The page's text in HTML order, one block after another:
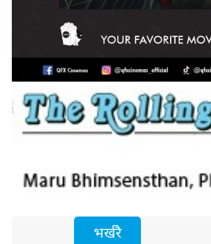
भर्खरै